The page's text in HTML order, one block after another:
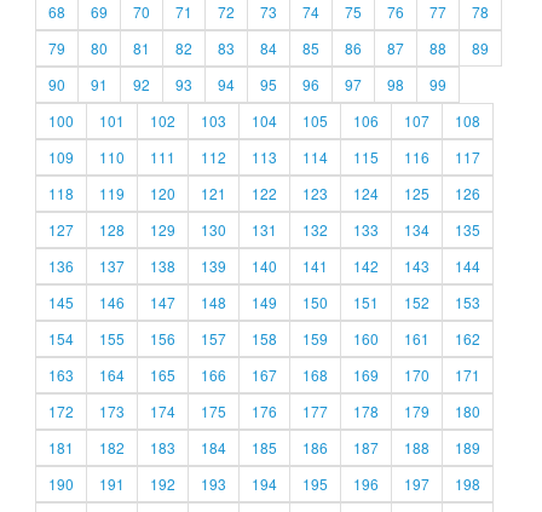
68
69 70 71 72 73 74 75 76 77
78
79
80 81 82 83 84 85 86 87 88
89
90
91 92 93 94 95 96 97 98
99
100
101 102 103 104 105 106 107
108
109
110 111 112 113 114 115 116
117
118
119 120 121 122 123 124 125
126
127
128 129 130 131 132 133 134
135
136
137 138 139 140 141 142 143
144
145
146 147 148 149 150 151 152
153
154
155 156 157 158 159 160 161
162
163
164 165 166 167 168 169 170
171
172
173 174 175 176 177 178 179
180
181
182 183 184 185 186 187 188
189
190
191 192 193 194 195 196 197
198